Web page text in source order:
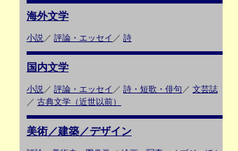
海外文学
小説／ 評論・エッセイ ／ 詩
国内文学
小説／ 評論・エッセイ ／ 詩・短歌・俳句 ／ 文芸誌
／ 古典文学（近世以前）
美術／建築／デザイン